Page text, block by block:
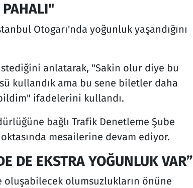
PAHALI"
Otogarı'nda yoğunluk yaşandığını
anlatarak, "Sakin olur diye bu
kullandık ama bu sene biletler daha
ifadelerini kullandı.
bağlı Trafik Denetleme Şube
mesailerine devam ediyor.
DE EKSTRA YOĞUNLUK VAR”
oluşabilecek olumsuzlukların önüne